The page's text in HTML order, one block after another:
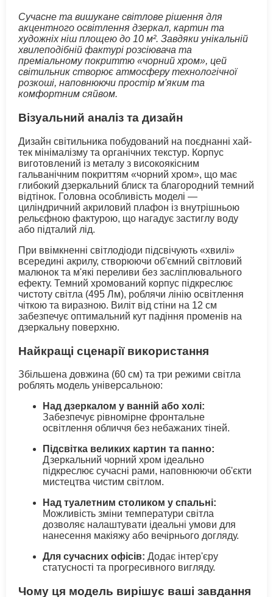
Сучасне та вишукане світлове рішення для
акцентного освітлення дзеркал, картин та
художніх ніш площею до 10 м². Завдяки унікальній
хвилеподібній фактурі розсіювача та
преміальному покриттю «чорний хром», цей
світильник створює атмосферу технологічної
розкоші, наповнюючи простір м'яким та
комфортним сяйвом.
Візуальний аналіз та дизайн
Дизайн світильника побудований на поєднанні хай-
тек мінімалізму та органічних текстур. Корпус
виготовлений із металу з високоякісним
гальванічним покриттям «чорний хром», що має
глибокий дзеркальний блиск та благородний темний
відтінок. Головна особливість моделі —
циліндричний акриловий плафон із внутрішньою
рельєфною фактурою, що нагадує застиглу воду
або підталий лід.
При ввімкненні світлодіоди підсвічують «хвилі»
всередині акрилу, створюючи об'ємний світловий
малюнок та м'які переливи без засліплювального
ефекту. Темний хромований корпус підкреслює
чистоту світла (495 Лм), роблячи лінію освітлення
чіткою та виразною. Виліт від стіни на 12 см
забезпечує оптимальний кут падіння променів на
дзеркальну поверхню.
Найкращі сценарії використання
Збільшена довжина (60 см) та три режими світла
роблять модель універсальною:
Над дзеркалом у ванній або холі:
Забезпечує рівномірне фронтальне
освітлення обличчя без небажаних тіней.
Підсвітка великих картин та панно:
Дзеркальний чорний хром ідеально
підкреслює сучасні рами, наповнюючи об'єкти
мистецтва чистим світлом.
Над туалетним столиком у спальні:
Можливість зміни температури світла
дозволяє налаштувати ідеальні умови для
нанесення макіяжу або вечірнього догляду.
Для сучасних офісів: Додає інтер'єру
статусності та прогресивного вигляду.
Чому ця модель вирішує ваші завдання